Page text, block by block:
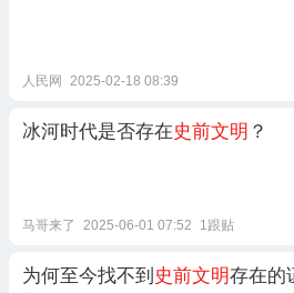
人民网 2025-02-18 08:39
冰河时代是否存在史前文明 ？
马哥来了 2025-06-01 07:52 1跟贴
为何至今找不到 史前文明存在的